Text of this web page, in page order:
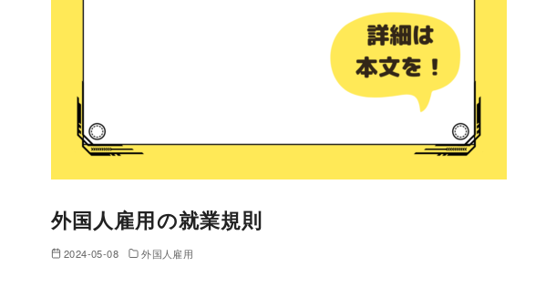
外国人雇用の就業規則
2024-05-08 外国人雇用